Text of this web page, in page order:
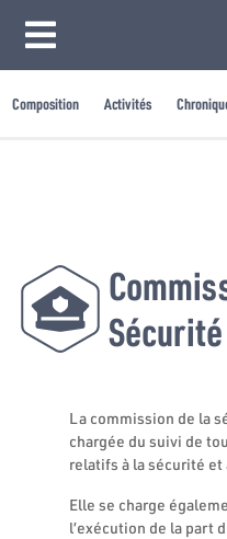
Composition Activités
La commission de la
chargée du suivi de
relatifs à la sécurité et
Elle se charge
l’exécution de la part